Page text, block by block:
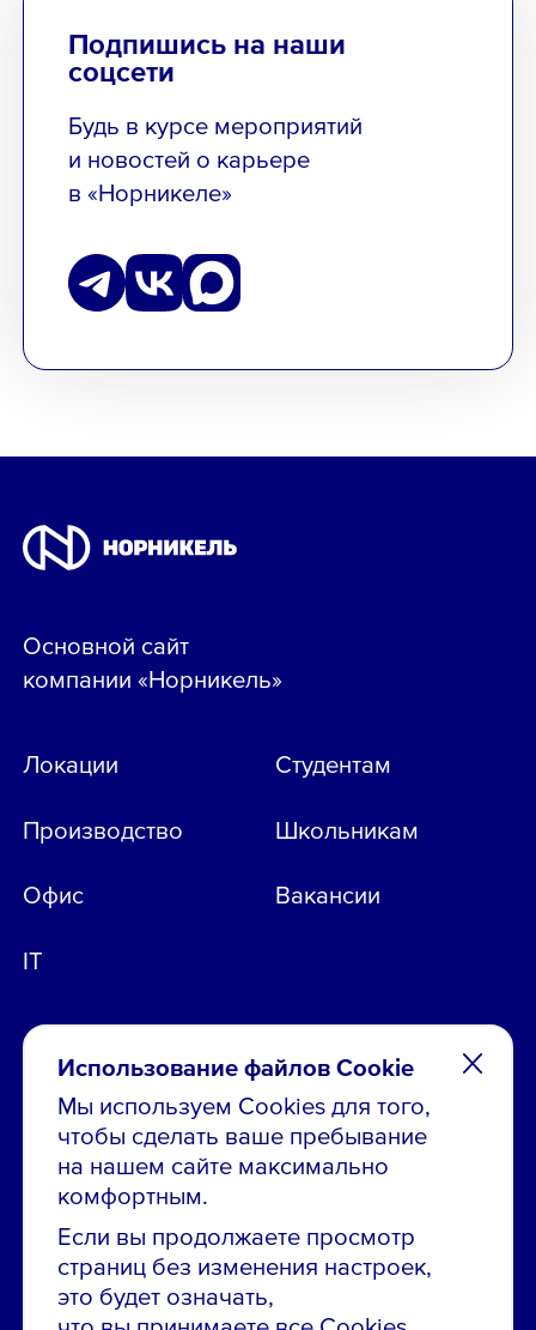
Использование файлов Cookie
Мы используем Cookies для того,
чтобы сделать ваше пребывание
на нашем сайте максимально
комфортным.
Если вы продолжаете просмотр
страниц без изменения настроек,
это будет означать,
Подпишись на наши
соцсети
Будь в курсе мероприятий
и новостей о карьере
в «Норникеле»
Остались вопросы по вакансиям?
Звони в контакт-центр:
8 800 700-19-43
Основной сайт
компании «Норникель»
Локации
Производство
Офис
IT
Студентам
Школьникам
Вакансии
Сообщить об ошибке на сайте